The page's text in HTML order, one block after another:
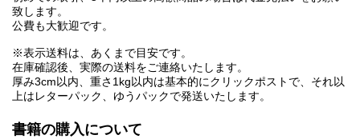
致します。
公費も大歓迎です。
※表示送料は、あくまで目安です。
在庫確認後、実際の送料をご連絡いたします。
厚み3cm以内、重さ1kg以内は基本的にクリックポストで、それ以
上はレターパック、ゆうパックで発送いたします。
書籍の購入について